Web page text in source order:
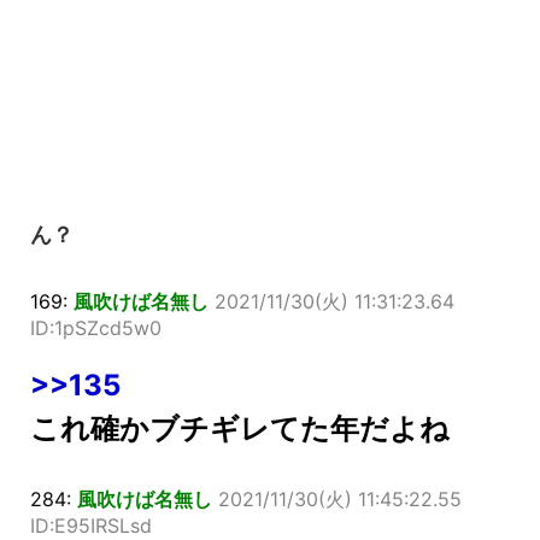
ん？
169: 風吹けば名無し 2021/11/30(火) 11:31:23.64
ID:1pSZcd5w0
>>135
これ確かブチギレてた年だよね
284: 風吹けば名無し 2021/11/30(火) 11:45:22.55
ID:E95IRSLsd